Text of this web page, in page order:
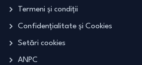
Termeni și condiții
Confidențialitate și Cookies
Setări cookies
ANPC